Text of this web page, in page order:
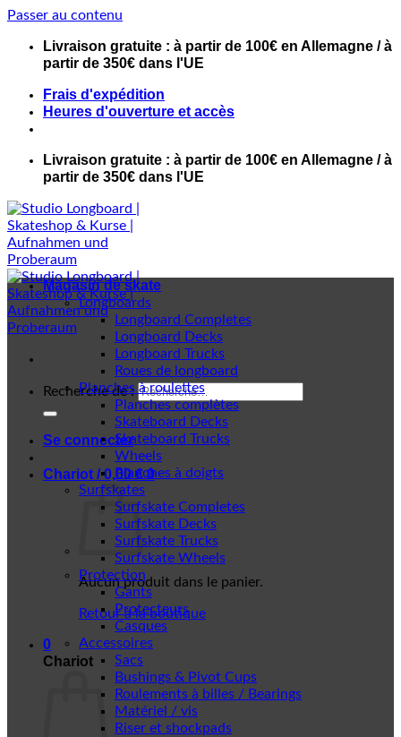
Passer au contenu
Livraison gratuite : à partir de 100€ en Allemagne / à
partir de 350€ dans l'UE
Frais d'expédition
Heures d'ouverture et accès
Livraison gratuite : à partir de 100€ en Allemagne / à
partir de 350€ dans l'UE
Recherche de :
Se connecter
Chariot /0,00€ 0
Aucun produit dans le panier.
Retour à la boutique
0
Chariot
Magasin de skate
Longboards
Longboard Completes
Longboard Decks
Longboard Trucks
Roues de longboard
Planches à roulettes
Planches complètes
Skateboard Decks
Skateboard Trucks
Wheels
Planches à doigts
Surfskates
Surfskate Completes
Surfskate Decks
Surfskate Trucks
Surfskate Wheels
Protection
Gants
Protecteurs
Casques
Accessoires
Sacs
Bushings & Pivot Cups
Roulements à billes / Bearings
Matériel / vis
Riser et shockpads